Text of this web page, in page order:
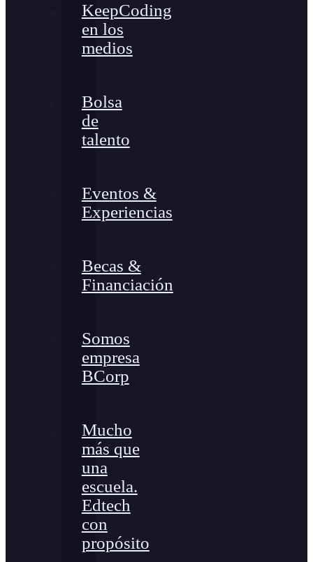
KeepCoding
en los
medios
Bolsa
de
talento
Eventos &
Experiencias
Becas &
Financiación
Somos
empresa
BCorp
Mucho
más que
una
escuela.
Edtech
con
propósito